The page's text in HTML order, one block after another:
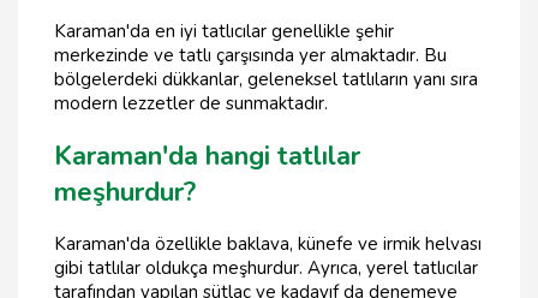
Karaman'da en iyi tatlıcılar genellikle şehir
merkezinde ve tatlı çarşısında yer almaktadır. Bu
bölgelerdeki dükkanlar, geleneksel tatlıların yanı sıra
modern lezzetler de sunmaktadır.
Karaman'da hangi tatlılar
meşhurdur?
Karaman'da özellikle baklava, künefe ve irmik helvası
gibi tatlılar oldukça meşhurdur. Ayrıca, yerel tatlıcılar
tarafından yapılan sütlaç ve kadayıf da denemeye